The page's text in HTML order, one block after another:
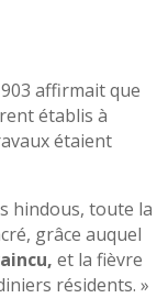
affirmait que
établis à
étaient
hindous, toute la
grâce auquel
et la fièvre
résidents. »